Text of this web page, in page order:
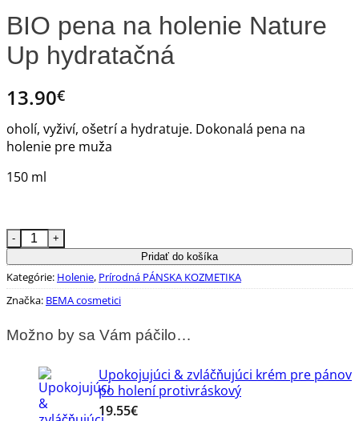
BIO pena na holenie Nature
Up hydratačná
13.90€
oholí, vyživí, ošetrí a hydratuje. Dokonalá pena na
holenie pre muža
150 ml
množstvo BIO pena na holenie Nature Up hydratačná
Pridať do košíka
Kategórie: Holenie, Prírodná PÁNSKA KOZMETIKA
Značka: BEMA cosmetici
Možno by sa Vám páčilo…
Upokojujúci & zvláčňujúci krém pre pánov
po holení protivráskový
19.55€